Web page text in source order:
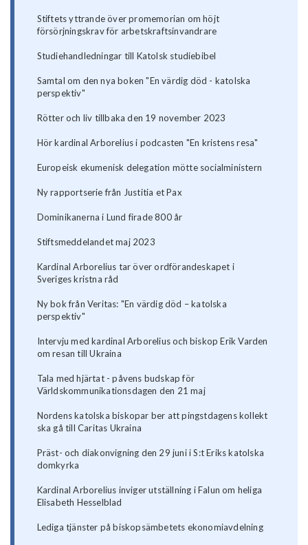
Stiftets yttrande över promemorian om höjt
försörjningskrav för arbetskraftsinvandrare
Studiehandledningar till Katolsk studiebibel
Samtal om den nya boken "En värdig död - katolska
perspektiv"
Rötter och liv tillbaka den 19 november 2023
Hör kardinal Arborelius i podcasten "En kristens resa"
Europeisk ekumenisk delegation mötte socialministern
Ny rapportserie från Justitia et Pax
Dominikanerna i Lund firade 800 år
Stiftsmeddelandet maj 2023
Kardinal Arborelius tar över ordförandeskapet i
Sveriges kristna råd
Ny bok från Veritas: "En värdig död – katolska
perspektiv"
Intervju med kardinal Arborelius och biskop Erik Varden
om resan till Ukraina
Tala med hjärtat - påvens budskap för
Världskommunikationsdagen den 21 maj
Nordens katolska biskopar ber att pingstdagens kollekt
ska gå till Caritas Ukraina
Präst- och diakonvigning den 29 juni i S:t Eriks katolska
domkyrka
Kardinal Arborelius inviger utställning i Falun om heliga
Elisabeth Hesselblad
Lediga tjänster på biskopsämbetets ekonomiavdelning